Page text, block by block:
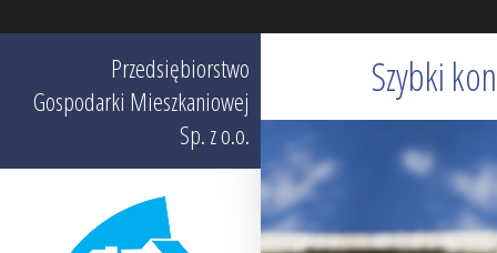
Przedsiębiorstwo
Gospodarki Mieszkaniowej
Sp. z o.o.
Szybki